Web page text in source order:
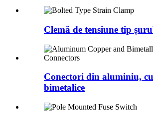
Clemă de tensiune tip
Conectori din aluminiu,
bimetalice